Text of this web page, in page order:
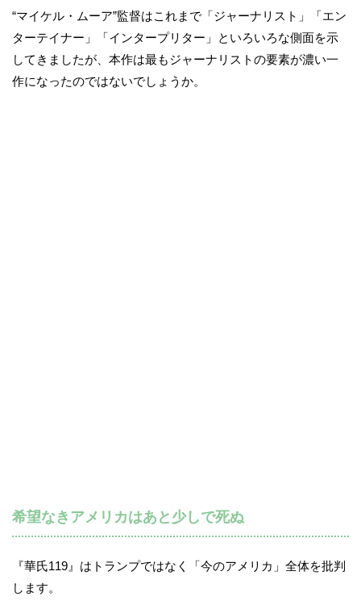
“マイケル・ムーア”監督はこれまで「ジャーナリスト」「エン
ターテイナー」「インタープリター」といろいろな側面を示
してきましたが、本作は最もジャーナリストの要素が濃い一
作になったのではないでしょうか。
希望なきアメリカはあと少しで死ぬ
『華氏119』はトランプではなく「今のアメリカ」全体を批判
します。